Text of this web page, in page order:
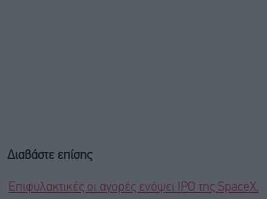
Διαβάστε επίσης
Επιφυλακτικές οι αγορές ενόψει IPO της SpaceX,